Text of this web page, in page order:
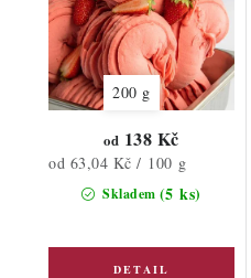
200 g
Skladem (5 ks)
od 138 Kč
Měrná
od 63,04 Kč / 100 g